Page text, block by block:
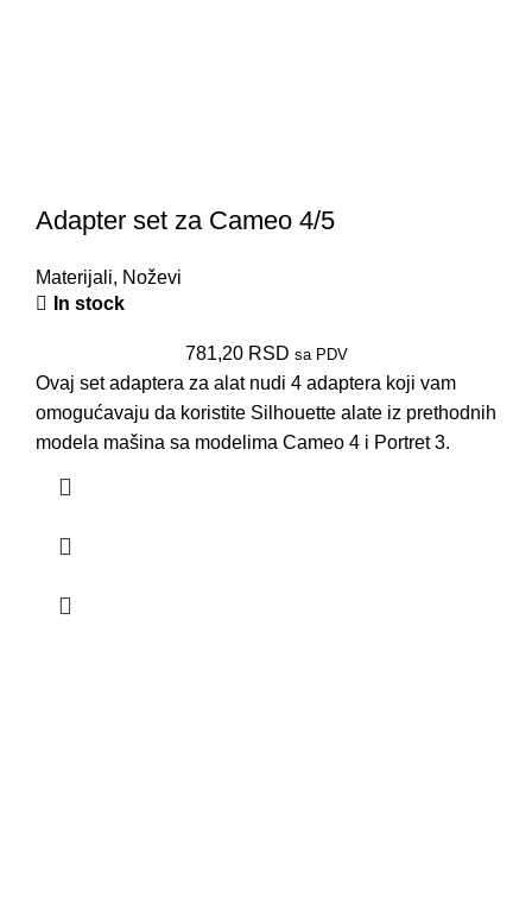
Adapter set za Cameo 4/5
Materijali, Noževi
In stock
781,20 RSD sa PDV
Ovaj set adaptera za alat nudi 4 adaptera koji vam
omogućavaju da koristite Silhouette alate iz prethodnih
modela mašina sa modelima Cameo 4 i Portret 3.